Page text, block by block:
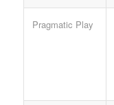
Pragmatic Play